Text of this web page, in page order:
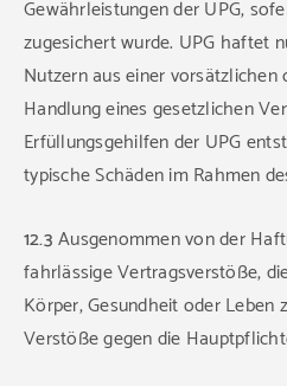
Gewährleistungen der UPG,
zugesichert wurde. UPG haftet
Nutzern aus einer
Handlung eines gesetzlichen
Erfüllungsgehilfen der UPG
typische Schäden im Rahmen
12.3Ausgenommen von der
fahrlässige Vertragsverstöße,
Körper, Gesundheit oder Leben
Verstöße gegen die